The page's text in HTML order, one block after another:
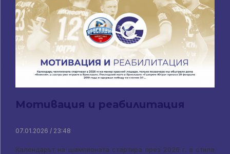
Мотивация и реабилитация
07.01.2026 / 23:48
Календарът на шампионата стартира през 2026 г. в стила